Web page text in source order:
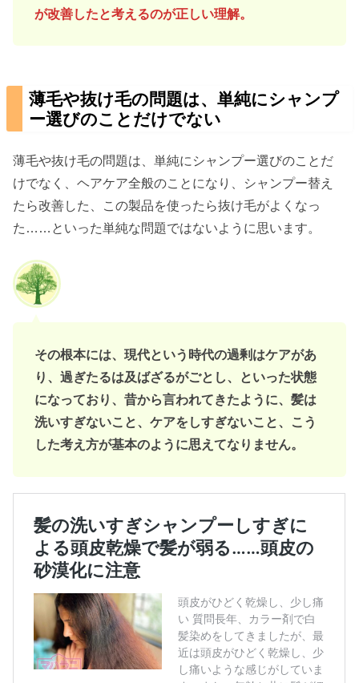
が改善したと考えるのが正しい理解。
薄毛や抜け毛の問題は、単純にシャンプ
ー選びのことだけでない
薄毛や抜け毛の問題は、単純にシャンプー選びのことだ
けでなく、ヘアケア全般のことになり、シャンプー替え
たら改善した、この製品を使ったら抜け毛がよくなっ
た……といった単純な問題ではないように思います。
その根本には、現代という時代の過剰はケアがあ
り、過ぎたるは及ばざるがごとし、といった状態
になっており、昔から言われてきたように、髪は
洗いすぎないこと、ケアをしすぎないこと、こう
した考え方が基本のように思えてなりません。